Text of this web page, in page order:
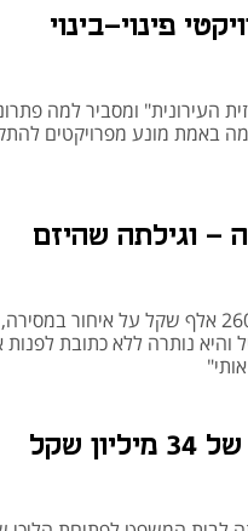
בינוי או תמ"א 38
פינוי-בינוי
העירונית" ומסביר למה
באמת מונע מפרויקטים
- וגילתה שהיזם
רוכשת דירה בפרויקט בהרצליה זכתה בפיצוי של 260 אלף שקל על איחור
נותרה ללא כתובת לפנות
פרויקט תמ"א 38 ביפו צבר חוב של 34 מיליון שקל